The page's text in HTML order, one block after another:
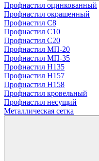
Профнастил оцинкованный
Профнастил окрашенный
Профнастил С8
Профнастил С10
Профнастил С20
Профнастил МП-20
Профнастил МП-35
Профнастил Н135
Профнастил H157
Профнастил Н158
Профнастил кровельный
Профнастил несущий
Металлическая сетка